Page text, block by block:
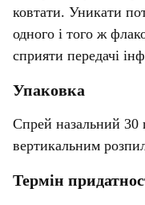
ковтати. Уникати
одного і того ж
сприяти передачі
Упаковка
Спрей назальний 30
вертикальним
Термін